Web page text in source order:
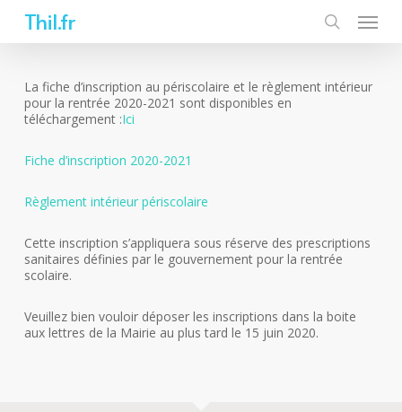
content
Thil.fr
La fiche d’inscription au périscolaire et le règlement intérieur
pour la rentrée 2020-2021 sont disponibles en
téléchargement :Ici
Fiche d’inscription 2020-2021
Règlement intérieur périscolaire
Cette inscription s’appliquera sous réserve des prescriptions
sanitaires définies par le gouvernement pour la rentrée
scolaire.
Veuillez bien vouloir déposer les inscriptions dans la boite
aux lettres de la Mairie au plus tard le 15 juin 2020.